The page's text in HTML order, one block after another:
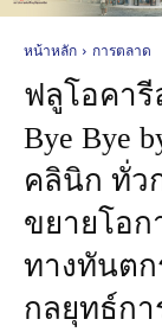
หน้าหลัก การตลาด
ฟลูโอคารี
Bye Bye
คลินิก ทั่ว
ขยายโอก
ทางทันตก
กลยุทธ์ก